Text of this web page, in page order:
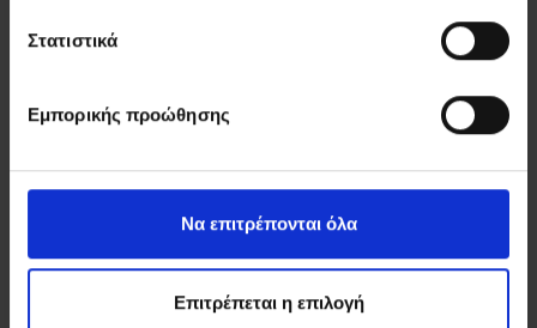
Στατιστικά
Εμπορικής προώθησης
Να επιτρέπονται όλα
Επιτρέπεται η επιλογή
ΕΓΓΡΑΦΗ
Έχω διαβάσει και συμφωνώ με τηνΠολιτική
Απορρήτου